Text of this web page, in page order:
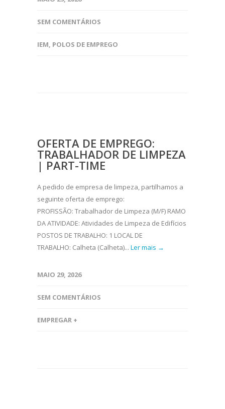
SEM COMENTÁRIOS
IEM, POLOS DE EMPREGO
OFERTA DE EMPREGO:
TRABALHADOR DE LIMPEZA
| PART-TIME
A pedido de empresa de limpeza, partilhamos a
seguinte oferta de emprego:
PROFISSÃO: Trabalhador de Limpeza (M/F) RAMO
DA ATIVIDADE: Atividades de Limpeza de Edifícios
POSTOS DE TRABALHO: 1 LOCAL DE
TRABALHO: Calheta (Calheta)... Ler mais →
MAIO 29, 2026
SEM COMENTÁRIOS
EMPREGAR +